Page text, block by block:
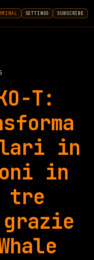
SETTINGS SUBSCRIBE
T:
in
in
tre